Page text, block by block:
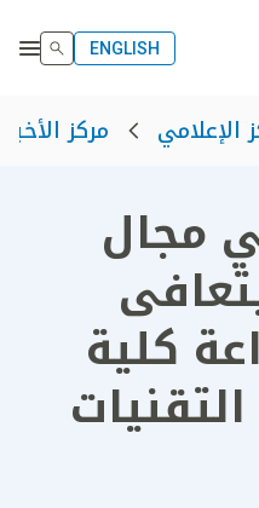
ENGLISH
الإعلامي مركز الأخبار
مجال
كلية